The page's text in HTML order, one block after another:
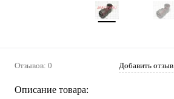
Отзывов: 0 Добавить отзыв
Описание товара: